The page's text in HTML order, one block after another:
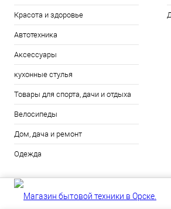
Красота и здоровье
Автотехника
Аксессуары
кухонные стулья
Товары для спорта, дачи и отдыха
Велосипеды
Дом, дача и ремонт
Одежда